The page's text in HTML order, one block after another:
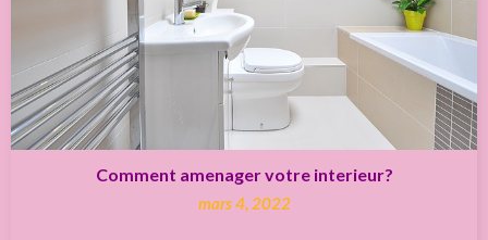
Comment amenager votre interieur?
mars 4, 2022